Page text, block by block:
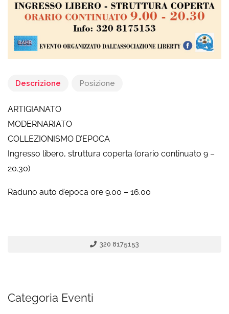
Descrizione Posizione
ARTIGIANATO
MODERNARIATO
COLLEZIONISMO D’EPOCA
Ingresso libero, struttura coperta (orario continuato 9 –
20.30)
Raduno auto d’epoca ore 9.00 – 16.00
320 8175153
Categoria Eventi